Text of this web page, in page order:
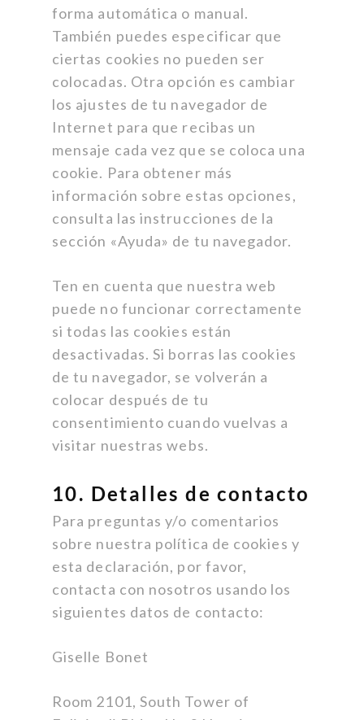
forma automática o manual.
También puedes especificar que
ciertas cookies no pueden ser
colocadas. Otra opción es cambiar
los ajustes de tu navegador de
Internet para que recibas un
mensaje cada vez que se coloca una
cookie. Para obtener más
información sobre estas opciones,
consulta las instrucciones de la
sección «Ayuda» de tu navegador.
Ten en cuenta que nuestra web
puede no funcionar correctamente
si todas las cookies están
desactivadas. Si borras las cookies
de tu navegador, se volverán a
colocar después de tu
consentimiento cuando vuelvas a
visitar nuestras webs.
10. Detalles de contacto
Para preguntas y/o comentarios
sobre nuestra política de cookies y
esta declaración, por favor,
contacta con nosotros usando los
siguientes datos de contacto:
Giselle Bonet
Room 2101, South Tower of